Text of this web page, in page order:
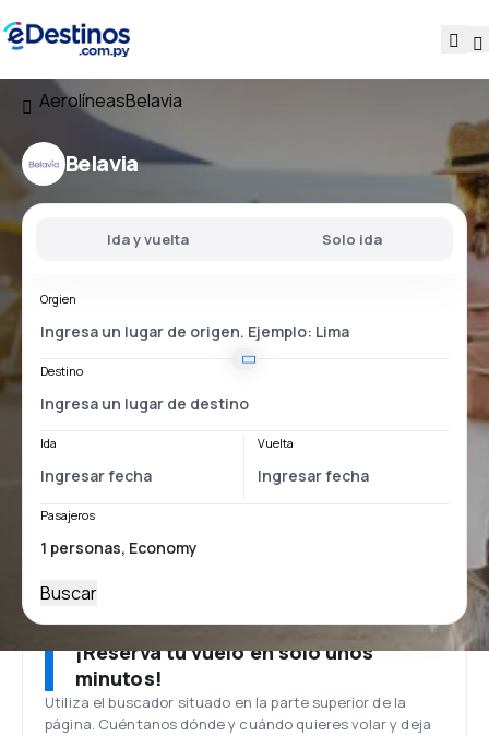
AerolíneasBelavia
Belavia
Ida y vuelta Solo ida
Orgien
Destino
Ida Vuelta
Pasajeros
Buscar
¡Reserva tu vuelo en solo unos
minutos!
Utiliza el buscador situado en la parte superior de la
página. Cuéntanos dónde y cuándo quieres volar y deja